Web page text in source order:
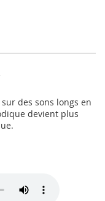
sur des sons longs en
devient plus